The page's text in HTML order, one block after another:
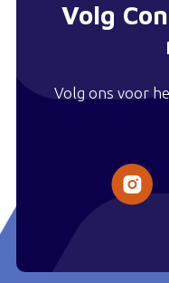
Volg
Volg ons voor